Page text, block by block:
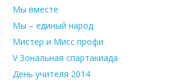
Мы вместе
Мы – единый народ
Мистер и Мисс профи
V Зональная спартакиада
День учителя 2014